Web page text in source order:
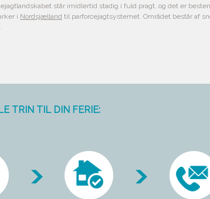
står imidlertid stadig i fuld pragt, og det er
i Nordsjælland til parforcejagtsystemet. Området består af
TRIN TIL DIN FERIE: